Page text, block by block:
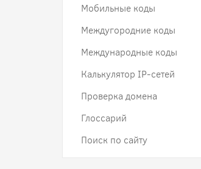
Мобильные коды
Междугородние коды
Международные коды
Калькулятор IP-сетей
Проверка домена
Глоссарий
Поиск по сайту